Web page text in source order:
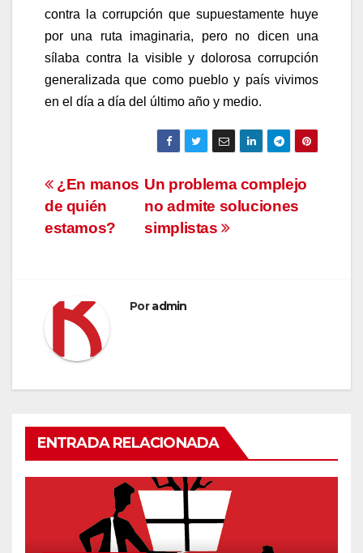
contra la corrupción que supuestamente huye
por una ruta imaginaria, pero no dicen una
sílaba contra la visible y dolorosa corrupción
generalizada que como pueblo y país vivimos
en el día a día del último año y medio.
Navegación
de
entradas
Un problema complejo
no admite soluciones
simplistas
¿En manos
de quién
estamos?
Poradmin
ENTRADA RELACIONADA